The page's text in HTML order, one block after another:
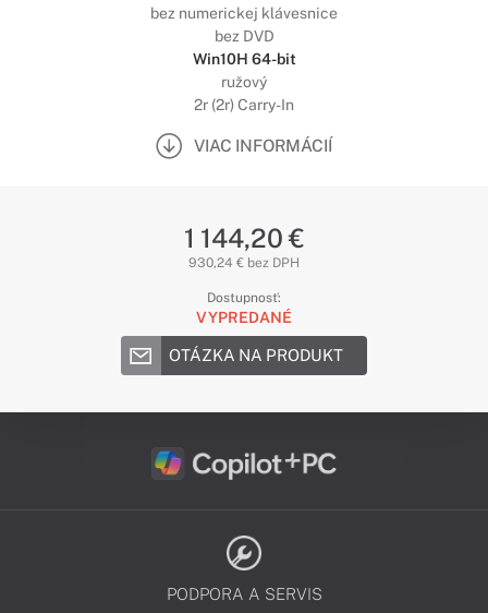
bez numerickej klávesnice
bez DVD
Win10H 64-bit
ružový
2r (2r) Carry-In
VIAC INFORMÁCIÍ
1 144,20 €
930,24 € bez DPH
Dostupnosť:
VYPREDANÉ
OTÁZKA NA PRODUKT
PODPORA A SERVIS